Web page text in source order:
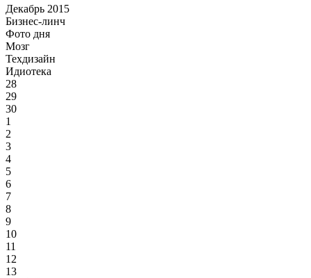
Декабрь 2015
Бизнес-линч
Фото дня
Мозг
Техдизайн
Идиотека
28
29
30
1
2
3
4
5
6
7
8
9
10
11
12
13